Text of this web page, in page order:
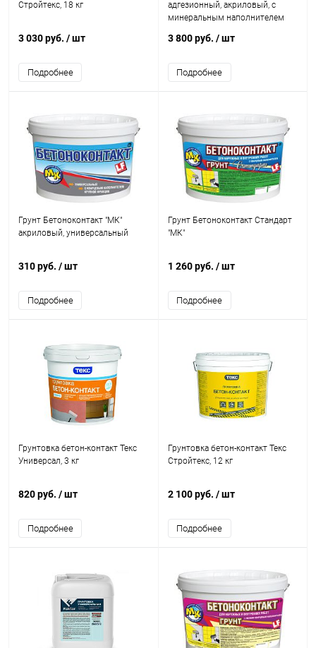
Стройтекс, 18 кг
3 030 руб. / шт
Подробнее
адгезионный, акриловый, с
минеральным наполнителем
3 800 руб. / шт
Подробнее
Грунт Бетоноконтакт "МК"
акриловый, универсальный
310 руб. / шт
Подробнее
Грунт Бетоноконтакт Стандарт
"МК"
1 260 руб. / шт
Подробнее
Грунтовка бетон-контакт Текс
Универсал, 3 кг
820 руб. / шт
Подробнее
Грунтовка бетон-контакт Текс
Стройтекс, 12 кг
2 100 руб. / шт
Подробнее